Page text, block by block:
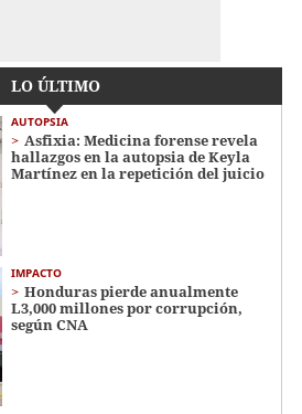
LO ÚLTIMO
AUTOPSIA
Asfixia: Medicina forense revela
hallazgos en la autopsia de Keyla
Martínez en la repetición del juicio
IMPACTO
Honduras pierde anualmente
L3,000 millones por corrupción,
según CNA